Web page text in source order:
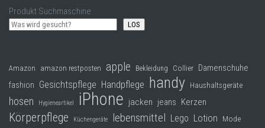
Produkt Suchmaschine
LOS
Amazon amazon restposten apple Bekleidung Collier Damenschuhe
fashion Gesichtspflege Handpflege handy Haushaltsgeräte
hosen Hygieneartikel iPhone jacken jeans Kerzen
Körperpflege Küchengeräte lebensmittel Lego Lotion Mode